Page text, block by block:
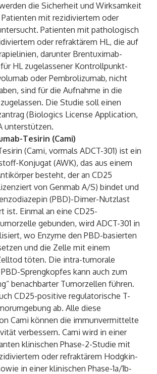
die Sicherheit und Wirksamkeit
Patienten mit rezidiviertem oder
Patienten mit pathologisch
oder refraktärem HL, die auf
darunter Brentuximab-
HL zugelassener Kontrollpunkt-
oder Pembrolizumab, nicht
sind für die Aufnahme in die
Die Studie soll einen
(Biologics License Application,
unterstützen.
Tesirin (Cami)
(Cami, vormals ADCT-301) ist ein
Konjugat (AWK), das aus einem
besteht, der an CD25
von Genmab A/S) bindet und
(PBD)-Dimer-Nutzlast
ist. Einmal an eine CD25-
gebunden, wird ADCT-301 in
wo Enzyme den PBD-basierten
und die Zelle mit einem
töten. Die intra-tumorale
Sprengkopfes kann auch zum
benachbarter Tumorzellen führen.
CD25-positive regulatorische T-
ab. Alle diese
Cami können die immunvermittelte
verbessern. Cami wird in einer
klinischen Phase-2-Studie mit
oder refraktärem Hodgkin-
in einer klinischen Phase-1a/1b-